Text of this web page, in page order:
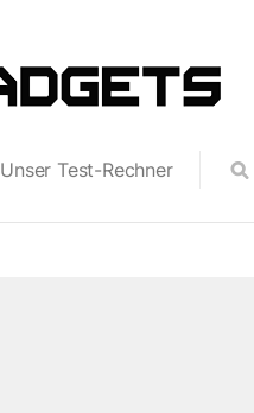
Unser Test-Rechner